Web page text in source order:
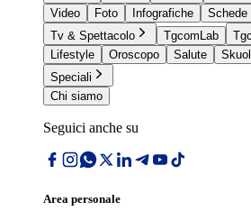
Video
Foto Infografiche
Schede
Tv & Spettacolo
TgcomLab
Lifestyle
Oroscopo Salute
Speciali
Chi siamo
Seguici anche su
Area personale